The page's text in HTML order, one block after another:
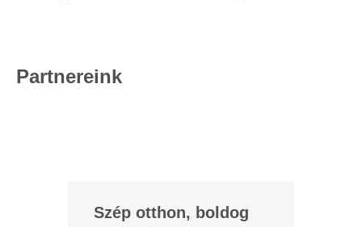
Partnereink
Szép otthon, boldog